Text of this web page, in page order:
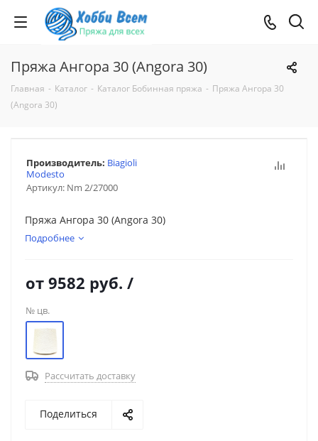
Пряжа Ангора 30 (Angora 30)
Главная - Каталог - Каталог Бобинная пряжа - Пряжа Ангора 30
(Angora 30)
Артикул: Nm 2/27000
Производитель: Biagioli
Modesto
Пряжа Ангора 30 (Angora 30)
Подробнее
от 9582 руб. /
№ цв.
Рассчитать доставку
Поделиться